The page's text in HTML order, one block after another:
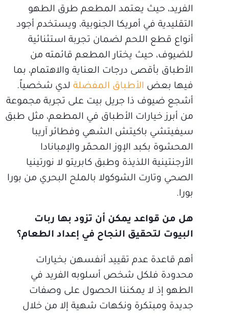
الفريد، حيث يعتمد المطعم طرق الطهو
التقليدية في أمريكا الجنوبية، ويستخدم أجود
أنواع قطع اللحم لضمان تجربة استثنائية
للضيوف، حيث يختار المطعم قائمته من
الأطباق بأقصى درجات العناية والاهتمام، بما
فيها بعض الأطباق المفضلة لدي شخصياً.
أشجع ضيوف ذا جريل بيت على تجربة مجموعة
من أبرز خيارات الأطباق في المطعم، مثل طبق
سيفيتشي باكيتش الشهي وفطائر آريبا
المحشوة بكبد الإوز المحمّر والإمبانادا
الأرجنتينية اللذيذة وطبق كابريتو لا نورتينيا
الصحي وتارت الشوكولا بالملح البحري من بورا
بورا.
هل من قواعد يمكن أن تزود بها ربات
البيوت لتحقيق النجاح في إعداد الطعام؟
أهم قاعدة عدم تقييد أنفسهن بخيارات
محدودة فلكل شخص أسلوبه الفريد في
الطهو إذ لا يمكننا الحصول على وصفات
جديدة ومبتكرة ونكهات شهية إلا من خلال